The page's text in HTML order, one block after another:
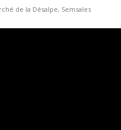
de la Désalpe, Semsales